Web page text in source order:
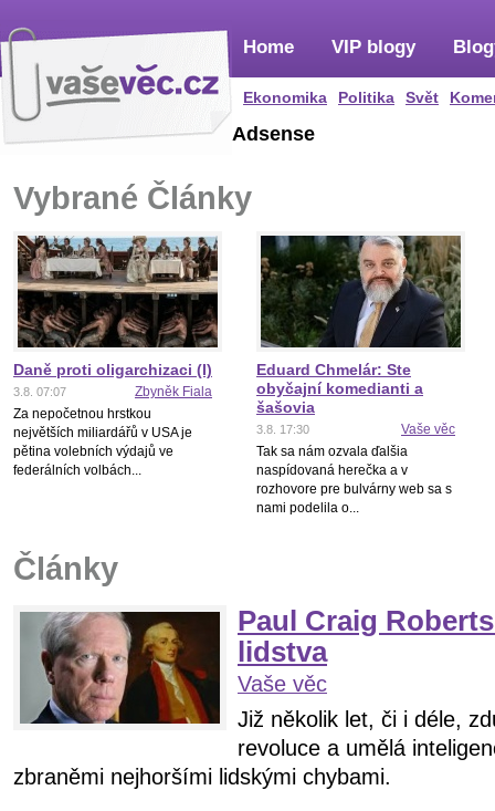
Home
Ekonomika Politika Svět
VIP blogy
Adsense
Vybrané Články
Daně proti oligarchizaci (I)
3.8. 07:07
Zbyněk Fiala
Za nepočetnou hrstkou
největších miliardářů v USA je
pětina volebních výdajů ve
federálních volbách...
Eduard Chmelár: Ste
obyčajní komedianti a
šašovia
3.8. 17:30
Vaše věc
Tak sa nám ozvala ďalšia
naspídovaná herečka a v
rozhovore pre bulvárny web sa s
nami podelila o...
Články
Paul Craig
lidstva
Vaše věc
Již několik let, či i déle,
revoluce a umělá
zbraněmi nejhoršími lidskými chybami.